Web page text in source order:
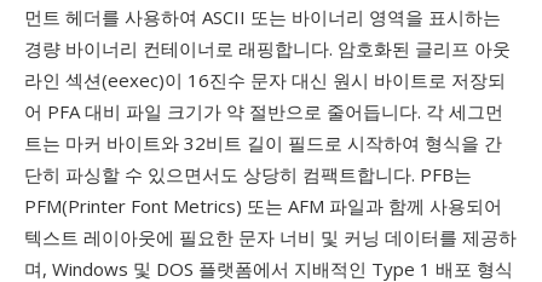
먼트 헤더를 사용하여 ASCII 또는 바이너리 영역을 표시하는
경량 바이너리 컨테이너로 래핑합니다. 암호화된 글리프 아웃
라인 섹션(eexec)이 16진수 문자 대신 원시 바이트로 저장되
어 PFA 대비 파일 크기가 약 절반으로 줄어듭니다. 각 세그먼
트는 마커 바이트와 32비트 길이 필드로 시작하여 형식을 간
단히 파싱할 수 있으면서도 상당히 컴팩트합니다. PFB는
PFM(Printer Font Metrics) 또는 AFM 파일과 함께 사용되어
텍스트 레이아웃에 필요한 문자 너비 및 커닝 데이터를 제공하
며, Windows 및 DOS 플랫폼에서 지배적인 Type 1 배포 형식